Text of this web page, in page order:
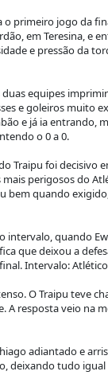
primeiro jogo da
em Teresina, e
e pressão da
equipes
e goleiros muito
e já ia entrando,
o 0 a 0.
Traipu foi decisivo
perigosos do
bem quando
intervalo, quando
que deixou a
Intervalo:
O Traipu teve
resposta veio na
adiantado e
deixando tudo igual